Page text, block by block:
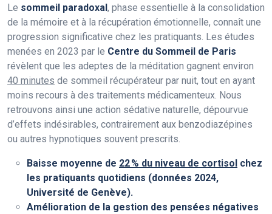
Le sommeil paradoxal , phase essentielle à la consolidation
de la mémoire et à la récupération émotionnelle, connaît une
progression significative chez les pratiquants. Les études
menées en 2023 par le Centre du Sommeil de Paris
révèlent que les adeptes de la méditation gagnent environ
40 minutes de sommeil récupérateur par nuit, tout en ayant
moins recours à des traitements médicamenteux. Nous
retrouvons ainsi une action sédative naturelle, dépourvue
d’effets indésirables, contrairement aux benzodiazépines
ou autres hypnotiques souvent prescrits.
Baisse moyenne de 22 % du niveau de cortisol chez
les pratiquants quotidiens (données 2024,
Université de Genève).
Amélioration de la gestion des pensées négatives